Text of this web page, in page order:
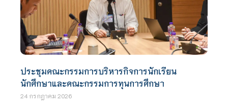
ประชุมคณะกรรมการบริหารกิจการนักเรียน
นักศึกษาและคณะกรรมการทุนการศึกษา
24 กรกฎาคม 2026